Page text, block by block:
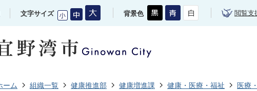
文字サイズ 背景色 閲覧支
ーム 組織一覧 健康推進部 健康増進課 健康・医療・福祉 医療